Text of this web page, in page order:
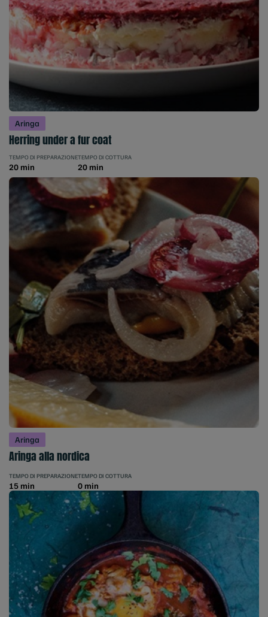
Aringa
Herring under a fur coat
TEMPO DI PREPARAZIONE
20 min
TEMPO DI COTTURA
20 min
Aringa
Aringa alla nordica
TEMPO DI PREPARAZIONE
15 min
TEMPO DI COTTURA
0 min